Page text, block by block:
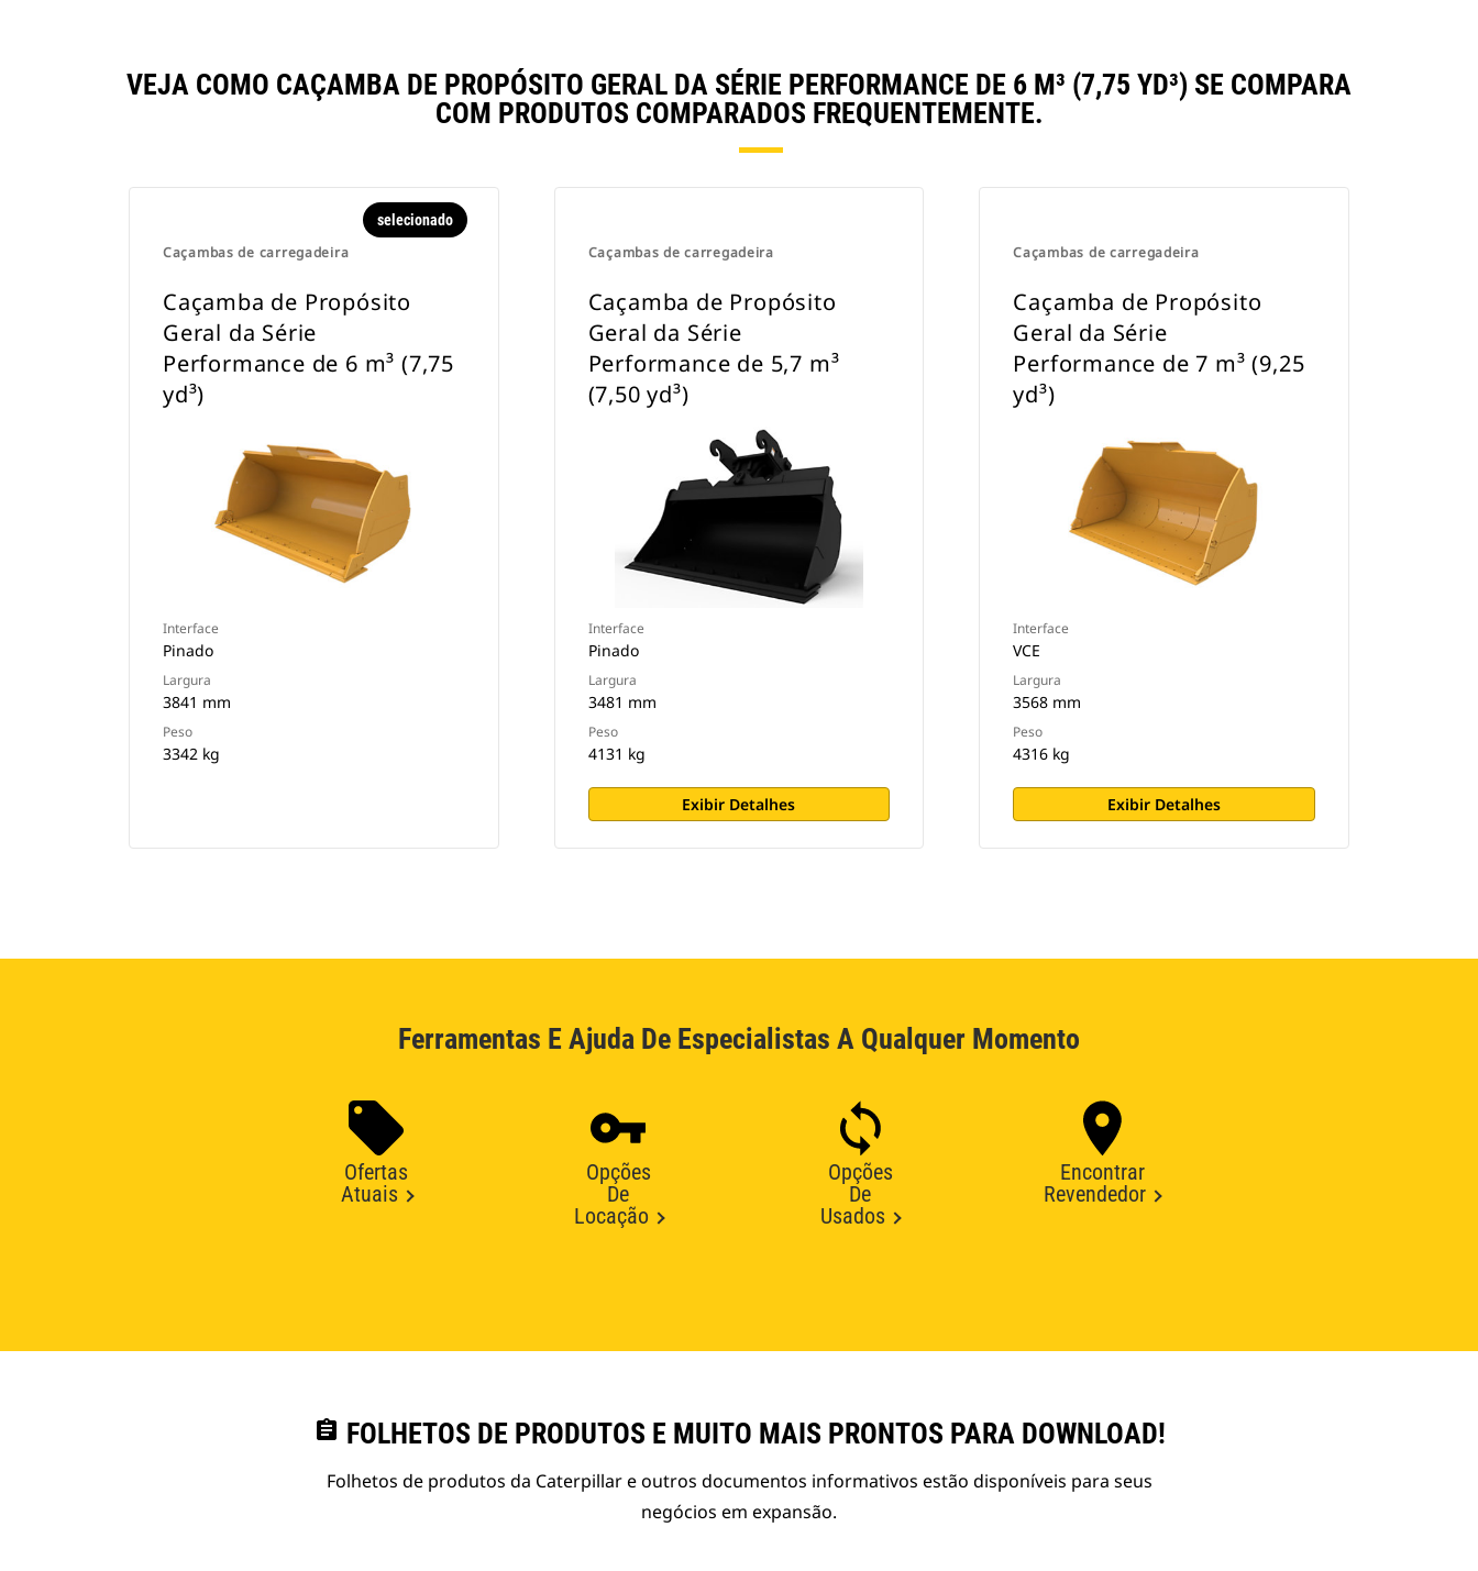
VEJA COMO CAÇAMBA DE PROPÓSITO GERAL DA SÉRIE PERFORMANCE DE 6 M³ (7,75 YD³) SE COMPARA
COM PRODUTOS COMPARADOS FREQUENTEMENTE.
Caçambas de carregadeira
selecionado
Caçamba de Propósito
Geral da Série
Performance de 6 m³ (7,75
yd³)
Interface
Pinado
Largura
3841 mm
Peso
3342 kg
Caçambas de carregadeira
Caçamba de Propósito
Geral da Série
Performance de 5,7 m³
(7,50 yd³)
Interface
Pinado
Largura
3481 mm
Peso
4131 kg
Exibir Detalhes
Caçambas de carregadeira
Caçamba de Propósito
Geral da Série
Performance de 7 m³ (9,25
yd³)
Interface
VCE
Largura
3568 mm
Peso
4316 kg
Exibir Detalhes
Ferramentas E Ajuda De Especialistas A Qualquer Momento
Ofertas
Atuais
Opções
De
Locação
Opções
De
Usados
Encontrar
Revendedor
assignment FOLHETOS DE PRODUTOS E MUITO MAIS PRONTOS PARA DOWNLOAD!
Folhetos de produtos da Caterpillar e outros documentos informativos estão disponíveis para seus
negócios em expansão.